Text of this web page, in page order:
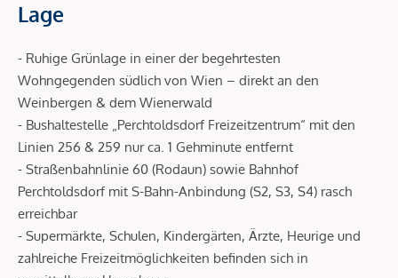
Lage
- Ruhige Grünlage in einer der begehrtesten
Wohngegenden südlich von Wien – direkt an den
Weinbergen & dem Wienerwald
- Bushaltestelle „Perchtoldsdorf Freizeitzentrum“ mit den
Linien 256 & 259 nur ca. 1 Gehminute entfernt
- Straßenbahnlinie 60 (Rodaun) sowie Bahnhof
Perchtoldsdorf mit S-Bahn-Anbindung (S2, S3, S4) rasch
erreichbar
- Supermärkte, Schulen, Kindergärten, Ärzte, Heurige und
zahlreiche Freizeitmöglichkeiten befinden sich in